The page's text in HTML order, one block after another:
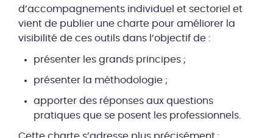
d’accompagnements individuel et sectoriel et
vient de publier une charte pour améliorer la
visibilité de ces outils dans l’objectif de :
présenter les grands principes ;
présenter la méthodologie ;
apporter des réponses aux questions
pratiques que se posent les professionnels.